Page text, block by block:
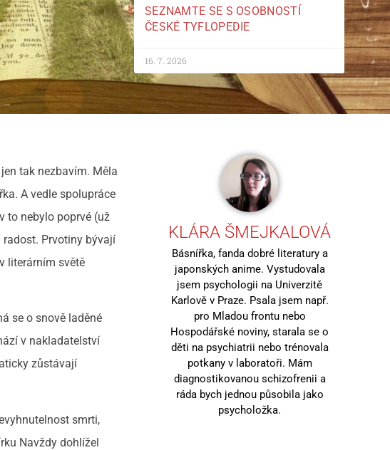
SEZNAMTE SE S OSOBNOSTÍ
ČESKÉ TYFLOPEDIE
16. 7. 2026
tak nezbavím. Měla
A vedle spolupráce
to nebylo poprvé (už
Prvotiny bývají
literárním světě
se o snově laděné
v nakladatelství
zůstávají
smrti,
Navždy dohlížel
KLÁRA ŠMEJKALOVÁ
Básnířka, fanda dobré literatury a
japonských anime. Vystudovala
jsem psychologii na Univerzitě
Karlově v Praze. Psala jsem např.
pro Mladou frontu nebo
Hospodářské noviny, starala se o
děti na psychiatrii nebo trénovala
potkany v laboratoři. Mám
diagnostikovanou schizofrenii a
ráda bych jednou působila jako
psycholožka.